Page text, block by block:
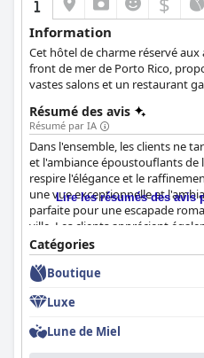
Information
Cet hôtel de charme réservé
front de mer de Porto Rico,
vastes salons et un restaurant
Résumé des avis
Résumé par IA
Dans l'ensemble, les clients ne
et l'ambiance époustouflants de
respire l'élégance et le
une vue exceptionnelle et
parfaite pour une escapade
ville. Les clients apprécient
l'hôtel, le décrivant comme
recherchez un petit hôtel de
de style boutique, l'O:Live
Lire les résumés des avis
Catégories
Boutique
Luxe
Lune de Miel